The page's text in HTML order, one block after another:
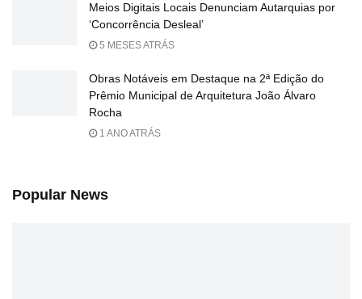
Meios Digitais Locais Denunciam Autarquias por
‘Concorrência Desleal’
5 MESES ATRÁS
Obras Notáveis em Destaque na 2ª Edição do
Prêmio Municipal de Arquitetura João Álvaro
Rocha
1 ANO ATRÁS
Popular News